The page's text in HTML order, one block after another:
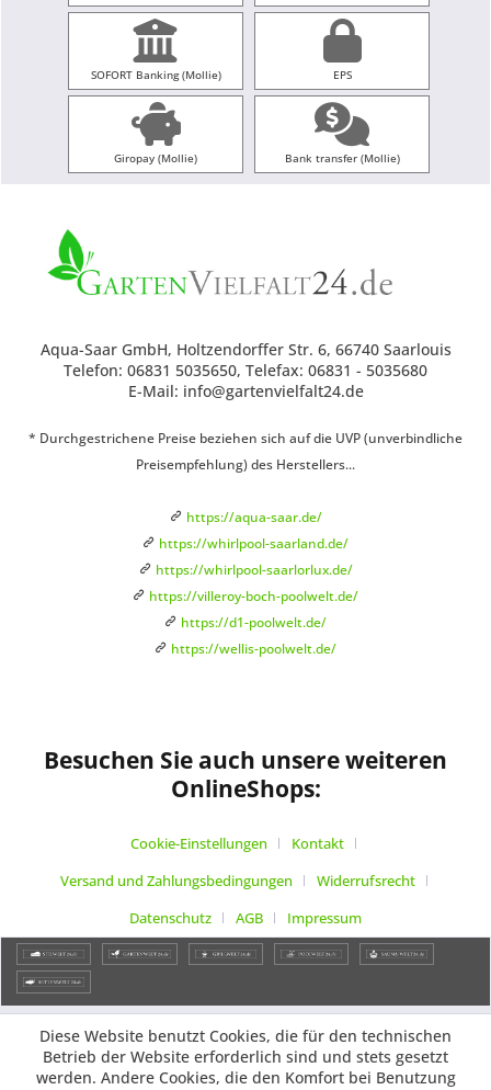
SOFORT Banking (Mollie) EPS
Giropay (Mollie) Bank transfer (Mollie)
Aqua-Saar GmbH, Holtzendorffer Str. 6, 66740 Saarlouis
Telefon: 06831 5035650, Telefax: 06831 - 5035680
E-Mail: info@gartenvielfalt24.de
* Durchgestrichene Preise beziehen sich auf die UVP (unverbindliche
Preisempfehlung) des Herstellers...
https://aqua-saar.de/
https://whirlpool-saarland.de/
https://whirlpool-saarlorlux.de/
https://villeroy-boch-poolwelt.de/
https://d1-poolwelt.de/
https://wellis-poolwelt.de/
Besuchen Sie auch unsere weiteren
OnlineShops:
Cookie-Einstellungen
Kontakt
Versand und Zahlungsbedingungen
Widerrufsrecht
Datenschutz
AGB Impressum
Diese Website benutzt Cookies, die für den technischen
Betrieb der Website erforderlich sind und stets gesetzt
werden. Andere Cookies, die den Komfort bei Benutzung